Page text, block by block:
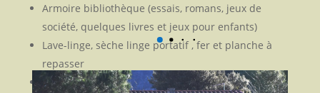
Armoire bibliothèque (essais, romans, jeux de
société, quelques livres et jeux pour enfants)
Lave-linge, sèche linge portatif , fer et planche à
repasser
Grande salle de bain avec sèche cheveux et